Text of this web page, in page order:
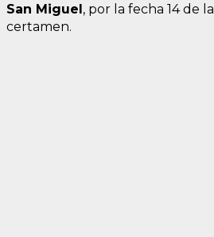
San Miguel, por la fecha 14 de la
certamen.